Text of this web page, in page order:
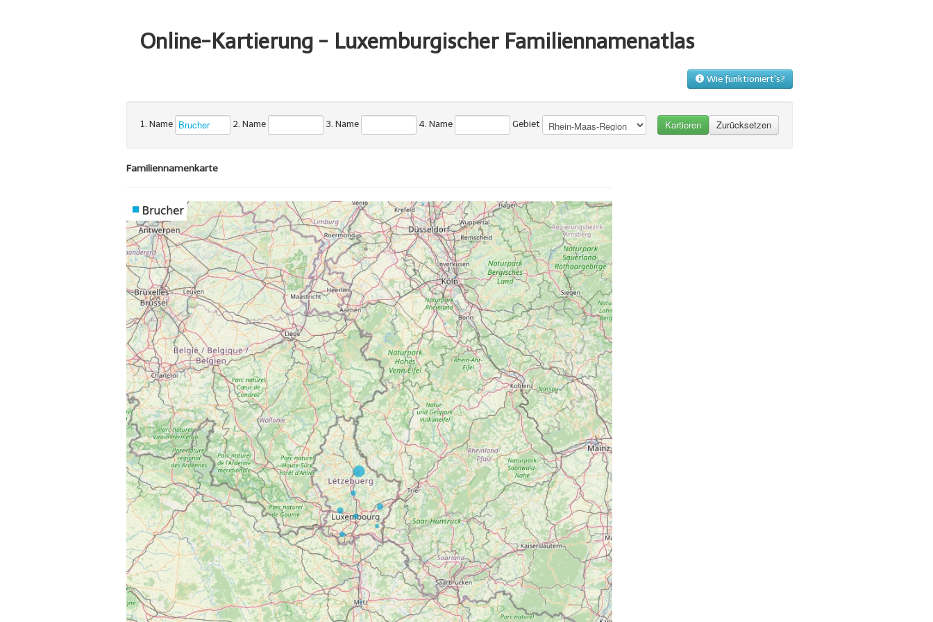
Online-Kartierung - Luxemburgischer Familiennamenatlas
Wie funktioniert's?
1. Name 2. Name 3. Name 4. Name Gebiet
Familiennamenkarte